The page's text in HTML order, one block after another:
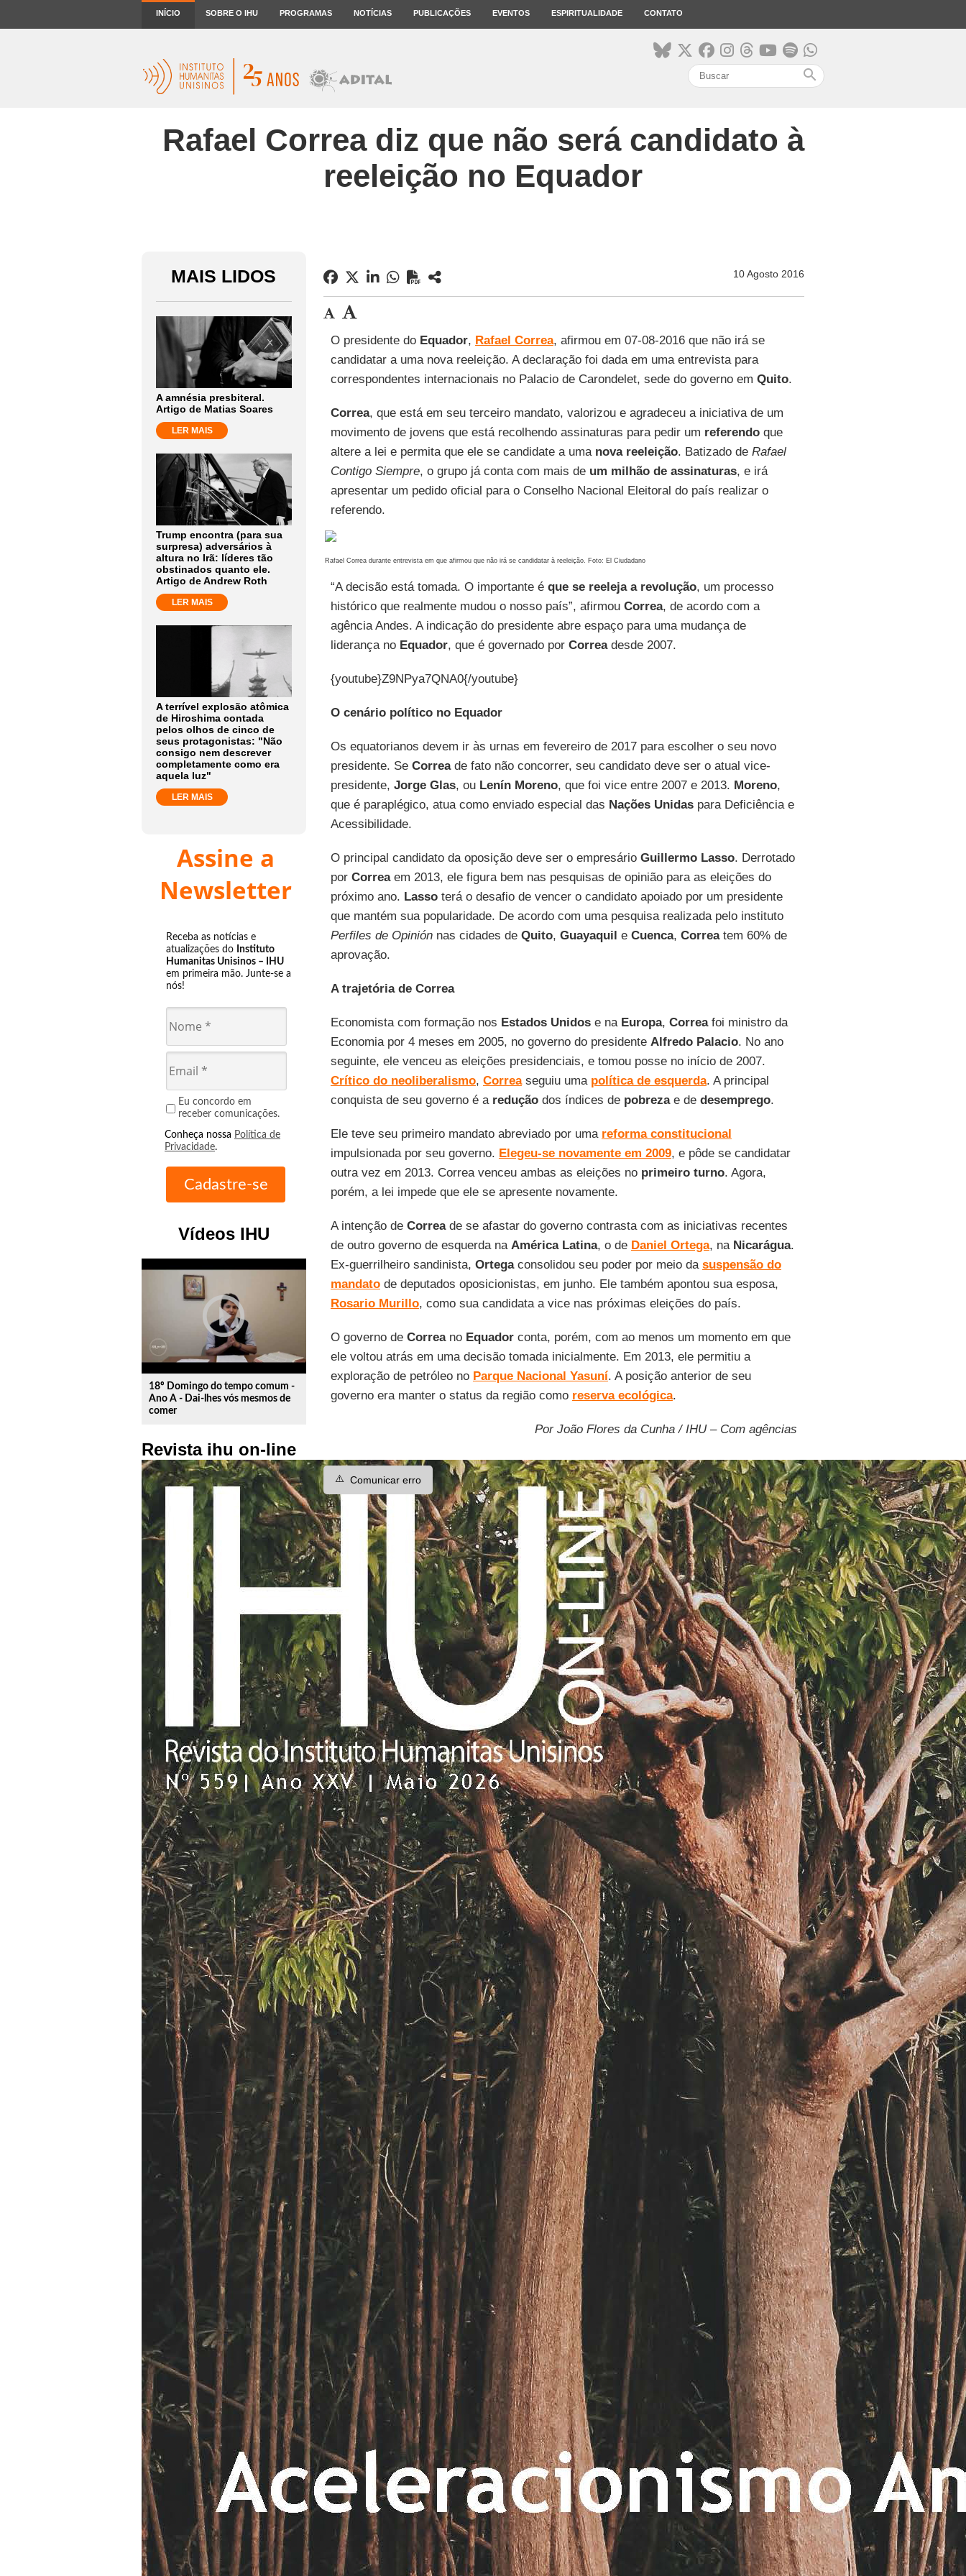
INÍCIO SOBRE O IHU PROGRAMAS NOTÍCIAS PUBLICAÇÕES EVENTOS ESPIRITUALIDADE CONTATO
search
Rafael Correa diz que não será candidato à
reeleição no Equador
MAIS LIDOS
A amnésia presbiteral.
Artigo de Matias Soares
LER MAIS
Trump encontra (para sua
surpresa) adversários à
altura no Irã: líderes tão
obstinados quanto ele.
Artigo de Andrew Roth
LER MAIS
A terrível explosão atômica
de Hiroshima contada
pelos olhos de cinco de
seus protagonistas: "Não
consigo nem descrever
completamente como era
aquela luz"
LER MAIS
Assine a
Newsletter
Receba as notícias e
atualizações do Instituto
Humanitas Unisinos – IHU
em primeira mão. Junte-se a
nós!
Eu concordo em
receber comunicações.
Conheça nossa Política de
Privacidade.
Vídeos IHU
play_circle_outline
18º Domingo do tempo comum -
Ano A - Dai-lhes vós mesmos de
comer
Revista ihu on-line
10 Agosto 2016
O presidente do Equador, Rafael Correa, afirmou em 07-08-2016 que não irá se
candidatar a uma nova reeleição. A declaração foi dada em uma entrevista para
correspondentes internacionais no Palacio de Carondelet, sede do governo em Quito.
Correa, que está em seu terceiro mandato, valorizou e agradeceu a iniciativa de um
movimento de jovens que está recolhendo assinaturas para pedir um referendoque
altere a lei e permita que ele se candidate a uma nova reeleição. Batizado de Rafael
Contigo Siempre, o grupo já conta com mais de um milhão de assinaturas, e irá
apresentar um pedido oficial para o Conselho Nacional Eleitoral do país realizar o
referendo.
Rafael Correa durante entrevista em que afirmou que não irá se candidatar à reeleição. Foto: El Ciudadano
“A decisão está tomada. O importante é que se reeleja a revolução, um processo
histórico que realmente mudou o nosso país”, afirmou Correa, de acordo com a
agência Andes. A indicação do presidente abre espaço para uma mudança de
liderança no Equador, que é governado por Correadesde 2007.
{youtube}Z9NPya7QNA0{/youtube}
O cenário político no Equador
Os equatorianos devem ir às urnas em fevereiro de 2017 para escolher o seu novo
presidente. Se Correade fato não concorrer, seu candidato deve ser o atual vice-
presidente, Jorge Glas, ou Lenín Moreno, que foi vice entre 2007 e 2013. Moreno,
que é paraplégico, atua como enviado especial das Nações Unidaspara Deficiência e
Acessibilidade.
O principal candidato da oposição deve ser o empresário Guillermo Lasso. Derrotado
por Correaem 2013, ele figura bem nas pesquisas de opinião para as eleições do
próximo ano. Lassoterá o desafio de vencer o candidato apoiado por um presidente
que mantém sua popularidade. De acordo com uma pesquisa realizada pelo instituto
Perfiles de Opiniónnas cidades de Quito, Guayaquil e Cuenca, Correatem 60% de
aprovação.
A trajetória de Correa
Economista com formação nos Estados Unidose na Europa, Correafoi ministro da
Economia por 4 meses em 2005, no governo do presidente Alfredo Palacio. No ano
seguinte, ele venceu as eleições presidenciais, e tomou posse no início de 2007.
Crítico do neoliberalismo, Correaseguiu uma política de esquerda. A principal
conquista de seu governo é a reduçãodos índices de pobrezae de desemprego.
Ele teve seu primeiro mandato abreviado por uma reforma constitucional
impulsionada por seu governo. Elegeu-se novamente em 2009, e pôde se candidatar
outra vez em 2013. Correa venceu ambas as eleições no primeiro turno. Agora,
porém, a lei impede que ele se apresente novamente.
A intenção de Correade se afastar do governo contrasta com as iniciativas recentes
de outro governo de esquerda na América Latina, o de Daniel Ortega, na Nicarágua.
Ex-guerrilheiro sandinista, Ortegaconsolidou seu poder por meio da suspensão do
mandatode deputados oposicionistas, em junho. Ele também apontou sua esposa,
Rosario Murillo, como sua candidata a vice nas próximas eleições do país.
O governo de Correano Equadorconta, porém, com ao menos um momento em que
ele voltou atrás em uma decisão tomada inicialmente. Em 2013, ele permitiu a
exploração de petróleo no Parque Nacional Yasuní. A posição anterior de seu
governo era manter o status da região como reserva ecológica.
Por João Flores da Cunha / IHU – Com agências
⚠️ Comunicar erro